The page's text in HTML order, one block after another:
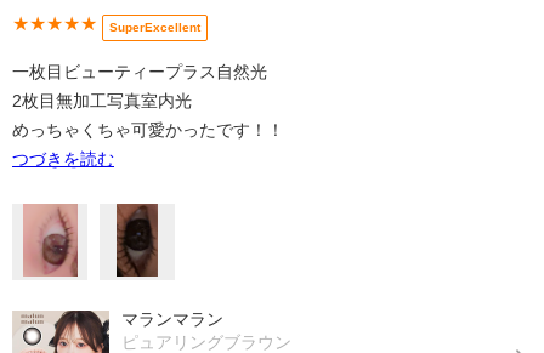
★★★★★ SuperExcellent
一枚目ビューティープラス自然光
2枚目無加工写真室内光
めっちゃくちゃ可愛かったです！！
つづきを読む
マランマラン
ピュアリングブラウン